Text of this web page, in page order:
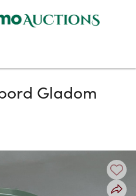
Gladom